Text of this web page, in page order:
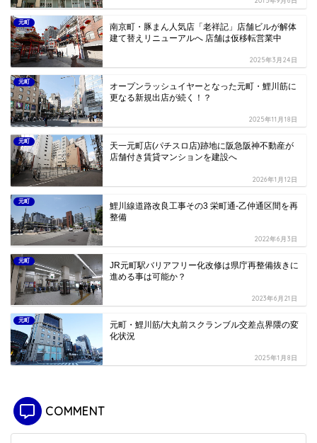
元町
南京町・豚まん人気店「老祥記」店舗ビルが解体
建て替えリニューアルへ 店舗は仮移転営業中
2025年3月24日
元町
オープンラッシュイヤーとなった元町・鯉川筋に
更なる新規出店が続く！？
2025年11月18日
元町
天一元町店(パチスロ店)跡地に阪急阪神不動産が
店舗付き賃貸マンションを建設へ
2026年1月12日
元町
鯉川線道路改良工事その3 栄町通-乙仲通区間を再
整備
2022年6月3日
元町
JR元町駅バリアフリー化改修は県庁再整備抜きに
進める事は可能か？
2023年6月21日
元町
元町・鯉川筋/大丸前スクランブル交差点界隈の変
化状況
2025年1月8日
COMMENT